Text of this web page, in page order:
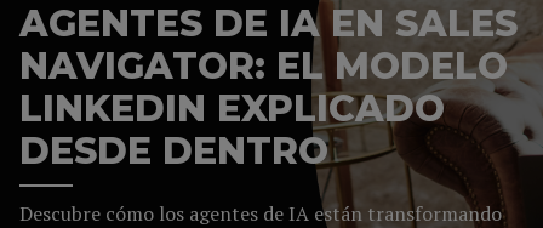
AGENTES DE IA EN SALES
NAVIGATOR: EL MODELO
LINKEDIN EXPLICADO
DESDE DENTRO
Descubre cómo los agentes de IA están transformando